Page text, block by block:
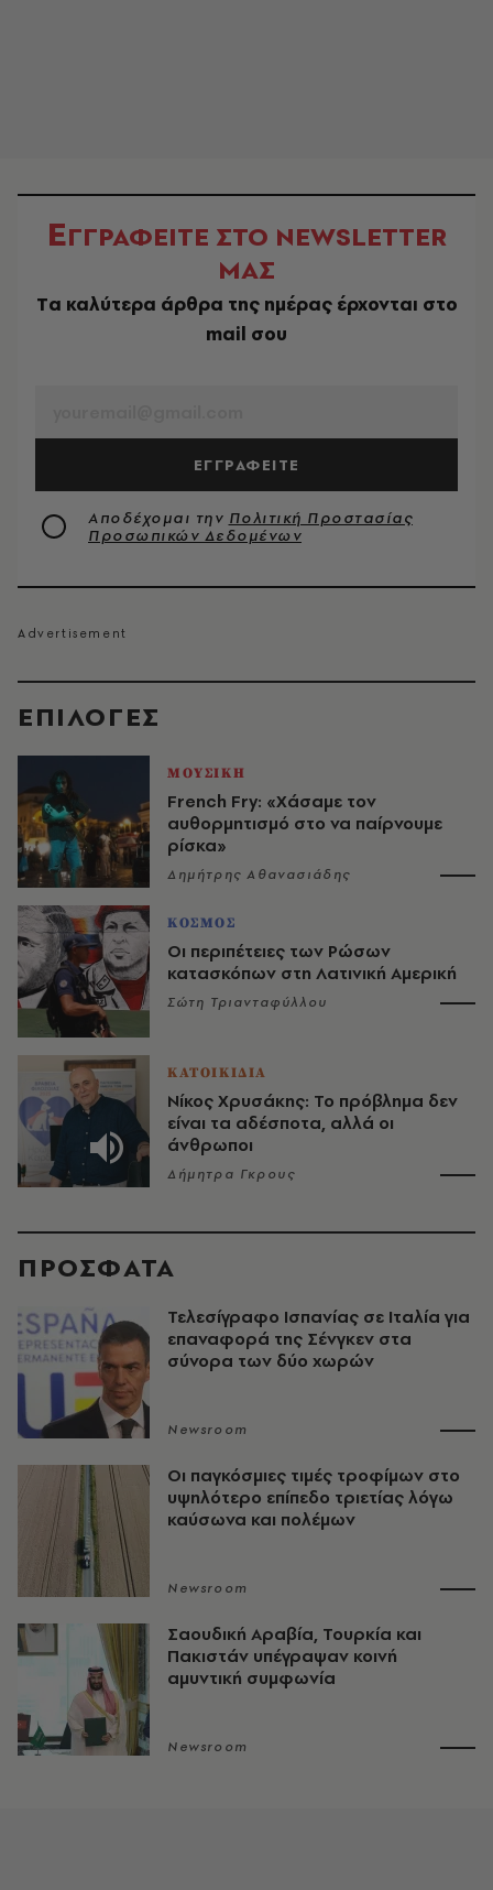
EΠΙΛΟΓΈΣ
ΜΟΥΣΙΚΗ
French Fry: «Χάσαμε τον
αυθορμητισμό στο να παίρνουμε
ρίσκα»
Δημήτρης Αθανασιάδης
ΚΟΣΜΟΣ
Οι περιπέτειες των Ρώσων
κατασκόπων στη Λατινική Αμερική
Σώτη Τριανταφύλλου
ΚΑΤΟΙΚΙΔΙΑ
Νίκος Χρυσάκης: Το πρόβλημα δεν
είναι τα αδέσποτα, αλλά οι
άνθρωποι
Δήμητρα Γκρους
ΕΓΓΡΑΦΕΙΤΕ ΣΤΟ NEWSLETTER
ΜΑΣ
Tα καλύτερα άρθρα της ημέρας έρχονται στο
mail σου
ΕΓΓΡΑΦΕΙΤΕ
Αποδέχομαι την Πολιτική Προστασίας
Προσωπικών Δεδομένων
ΠΡΟΣΦΑΤΑ
Τελεσίγραφο Ισπανίας σε Ιταλία για
επαναφορά της Σένγκεν στα
σύνορα των δύο χωρών
Newsroom
Οι παγκόσμιες τιμές τροφίμων στο
υψηλότερο επίπεδο τριετίας λόγω
καύσωνα και πολέμων
Newsroom
Σαουδική Αραβία, Τουρκία και
Πακιστάν υπέγραψαν κοινή
αμυντική συμφωνία
Newsroom